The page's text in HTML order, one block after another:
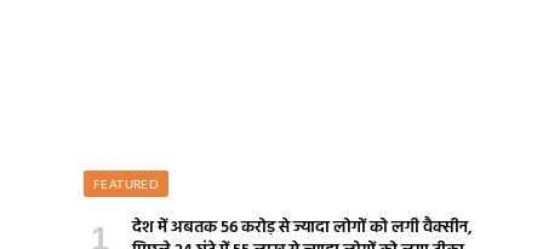
FEATURED
देश में अबतक 56 करोड़ से ज्यादा लोगों को लगी वैक्सीन,